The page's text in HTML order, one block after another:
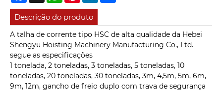
Descrição do produto
A talha de corrente tipo HSC de alta qualidade da Hebei
Shengyu Hoisting Machinery Manufacturing Co., Ltd.
segue as especificações
1 tonelada, 2 toneladas, 3 toneladas, 5 toneladas, 10
toneladas, 20 toneladas, 30 toneladas, 3m, 4,5m, 5m, 6m,
9m, 12m, gancho de freio duplo com trava de segurança